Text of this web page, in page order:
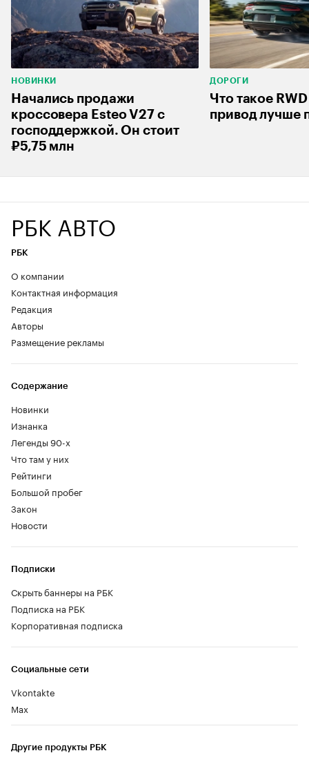
НОВИНКИ
Начались продажи
кроссовера Esteo V27 с
господдержкой. Он стоит
₽5,75 млн
ДОРОГИ
Что такое
привод лучше
РБК АВТО
РБК
О компании
Контактная информация
Редакция
Авторы
Размещение рекламы
Содержание
Новинки
Изнанка
Легенды 90-х
Что там у них
Рейтинги
Большой пробег
Закон
Новости
Социальные сети
Vkontakte
Max
Другие продукты РБК
Подписки
Скрыть баннеры на РБК
Подписка на РБК
Корпоративная подписка